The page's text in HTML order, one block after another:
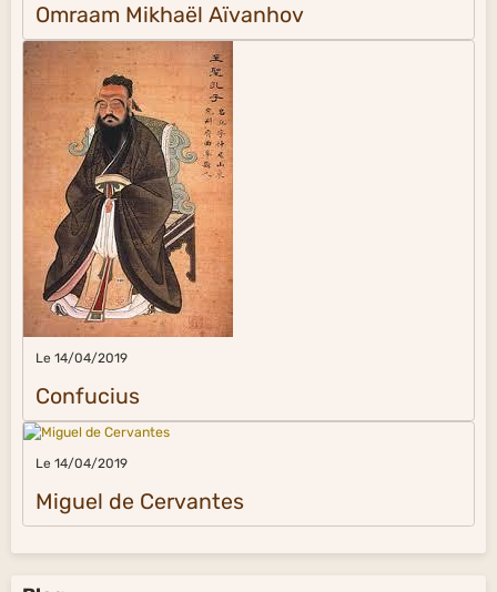
Omraam Mikhaël Aïvanhov
Le 14/04/2019
Confucius
Le 14/04/2019
Miguel de Cervantes